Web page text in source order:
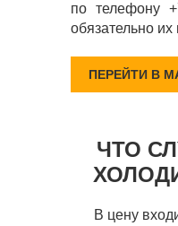
по телефону
обязательно
ПЕРЕЙТИ В
ЧТО
В цену